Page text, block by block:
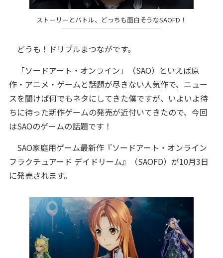
ストーリーとバトル、どっちも面白そうなSAOFD！
どうも！ドリブルまつながです。
「ソードアート・オンライン」（SAO）といえば原
作・アニメ・ゲームと話題が尽きない人気作で、ニュー
スを聞けば何でもネタにしてきた僕ですが、いよいよ待
ちに待った新作ゲームの発売が近付いてきたので、今回
はSAOのゲームの話題です！
SAO家庭用ゲーム最新作『ソードアート・オンライン
フラクチュアード デイドリーム』（SAOFD）が10月3日
に発売されます。